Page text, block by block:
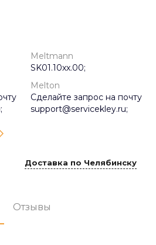
Meltmann
SK01.10xx.00;
Melton
Сделайте запрос на почту
support@servicekley.ru;
Доставка по Челябинску
Отзывы